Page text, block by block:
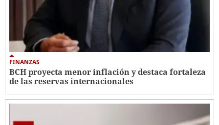
FINANZAS
BCH proyecta menor inflación y destaca fortaleza
de las reservas internacionales